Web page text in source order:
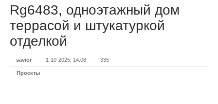
Rg6483, одноэтажный дом
террасой и штукатуркой
отделкой
savior 1-10-2025, 14:08 335
Проекты